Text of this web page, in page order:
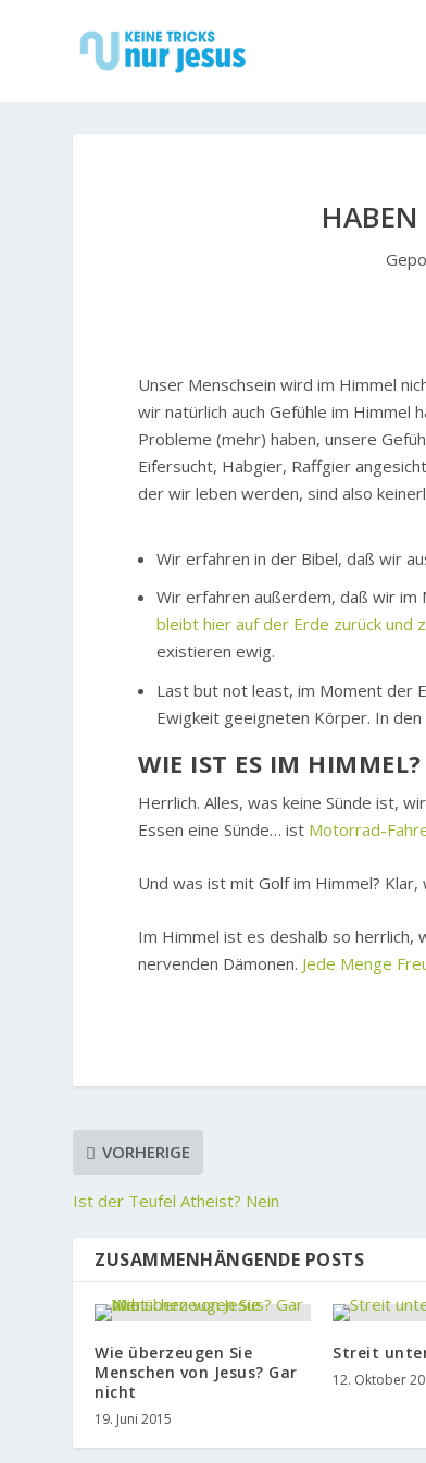
Unser Menschsein wird im Himmel
wir natürlich auch Gefühle im Himmel
Probleme (mehr) haben, unsere
Eifersucht, Habgier, Raffgier
der wir leben werden, sind also
Wir erfahren in der Bibel, daß wir
Wir erfahren außerdem, daß wir
bleibt hier auf der Erde zurück und
existieren ewig.
Last but not least, im Moment der
Ewigkeit geeigneten Körper. In
WIE IST ES IM HIMMEL?
Herrlich. Alles, was keine Sünde ist,
Essen eine Sünde… ist Motorrad-
Und was ist mit Golf im Himmel? Klar,
Im Himmel ist es deshalb so herrlich,
nervenden Dämonen. Jede Menge
VORHERIGE
Ist der Teufel Atheist? Nein
ZUSAMMENHÄNGENDE POSTS
Wie überzeugen Sie
Menschen von Jesus? Gar
nicht
19. Juni 2015
Streit
12. Oktober